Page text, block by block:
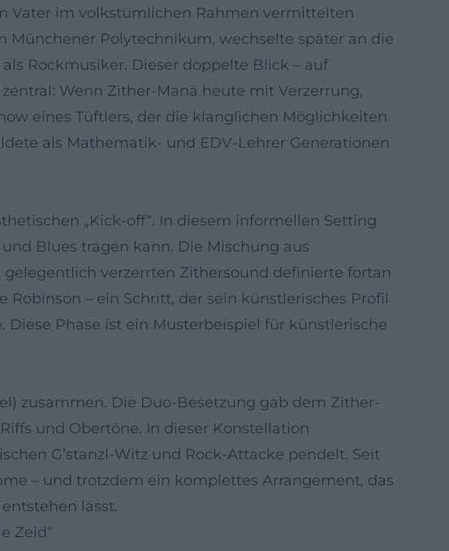
Vater im volkstümlichen Rahmen vermittelten
Münchener Polytechnikum, wechselte später an die
Rockmusiker. Dieser doppelte Blick – auf
Wenn Zither-Manä heute mit Verzerrung,
eines Tüftlers, der die klanglichen Möglichkeiten
als Mathematik- und EDV-Lehrer Generationen
„Kick-off“. In diesem informellen Setting
Blues tragen kann. Die Mischung aus
verzerrten Zithersound definierte fortan
– ein Schritt, der sein künstlerisches Profil
Phase ist ein Musterbeispiel für künstlerische
zusammen. Die Duo-Besetzung gab dem Zither-
und Obertöne. In dieser Konstellation
G’stanzl-Witz und Rock-Attacke pendelt. Seit
– und trotzdem ein komplettes Arrangement, das
lässt.
Zeid“